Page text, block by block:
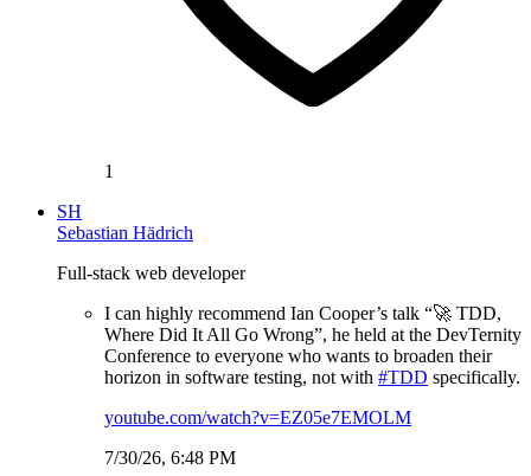
1
SH
Sebastian Hädrich
Full-stack web developer
I can highly recommend Ian Cooper’s talk “🚀 TDD,
Where Did It All Go Wrong”, he held at the DevTernity
Conference to everyone who wants to broaden their
horizon in software testing, not with #TDD specifically.
youtube.com/watch?v=EZ05e7EMOLM
7/30/26, 6:48 PM